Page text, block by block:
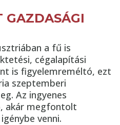
GAZDASÁGI
a fű is
cégalapítási
is figyelemreméltó, ezt
szeptemberi
Az ingyenes
akár megfontolt
venni.